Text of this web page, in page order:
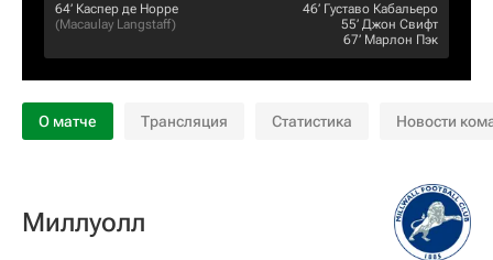
64‎’‎ Каспер де Норре
(Macaulay Langstaff)
46‎’‎ Густаво Кабальеро
55‎’‎ Джон Свифт
67‎’‎ Марлон Пэк
О матче Трансляция Статистика Новости
Миллуолл